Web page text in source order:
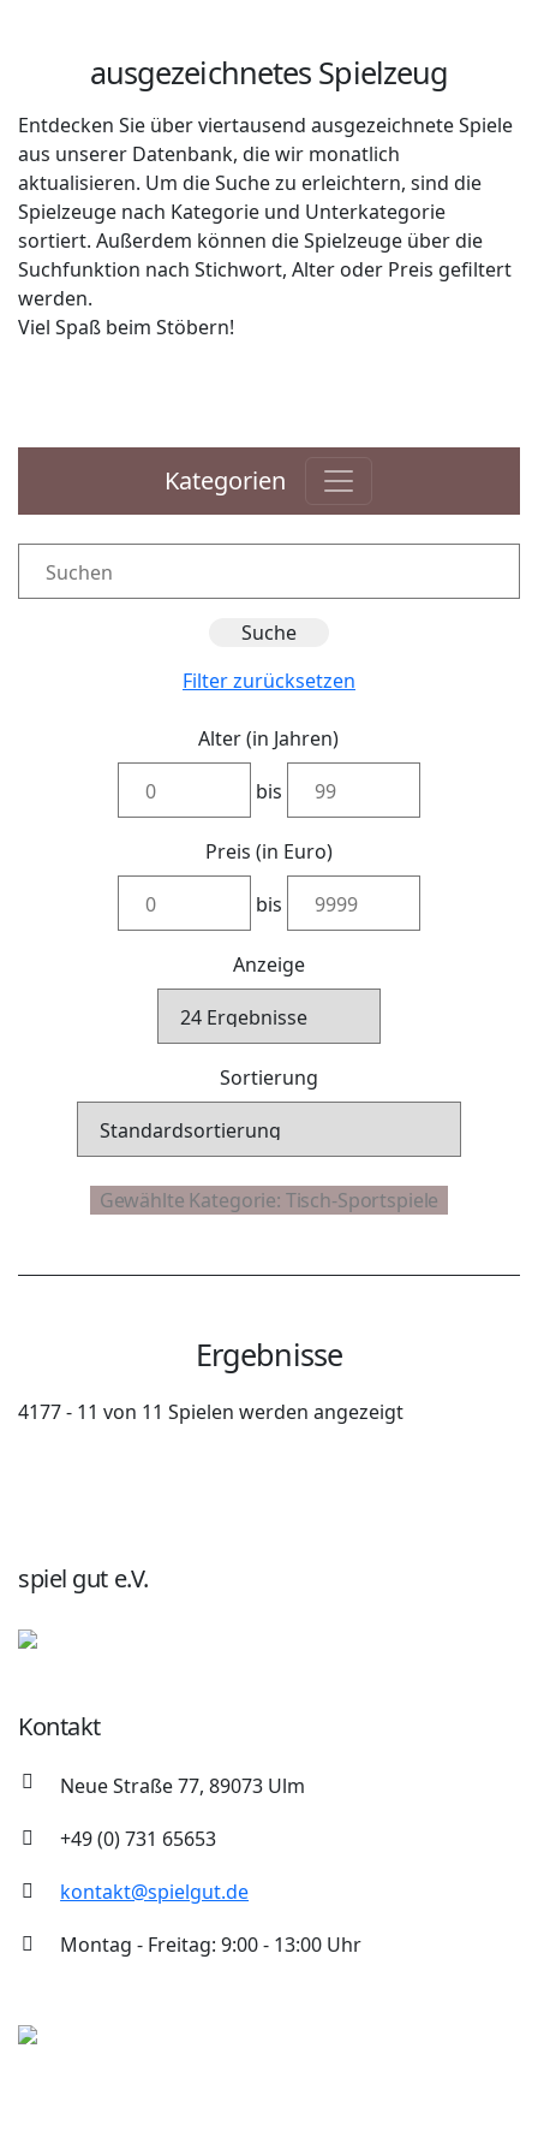
ausgezeichnetes Spielzeug
Entdecken Sie über viertausend ausgezeichnete Spiele
aus unserer Datenbank, die wir monatlich
aktualisieren. Um die Suche zu erleichtern, sind die
Spielzeuge nach Kategorie und Unterkategorie
sortiert. Außerdem können die Spielzeuge über die
Suchfunktion nach Stichwort, Alter oder Preis gefiltert
werden.
Viel Spaß beim Stöbern!
Kategorien
Filter zurücksetzen
Alter (in Jahren)
bis
Preis (in Euro)
bis
Anzeige
Sortierung
Ergebnisse
4177 - 11 von 11 Spielen werden angezeigt
spiel gut e.V.
Kontakt
Neue Straße 77, 89073 Ulm
+49 (0) 731 65653
kontakt@spielgut.de
Montag - Freitag: 9:00 - 13:00 Uhr